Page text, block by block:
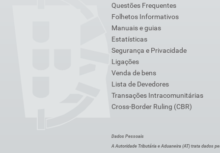
Questões Frequentes
Folhetos Informativos
Manuais e guias
Estatísticas
Segurança e Privacidade
Ligações
Venda de bens
Lista de Devedores
Transações Intracomunitárias
Cross-Border Ruling (CBR)
Dados Pessoais
A Autoridade Tributária e Aduaneira (AT) trata dados